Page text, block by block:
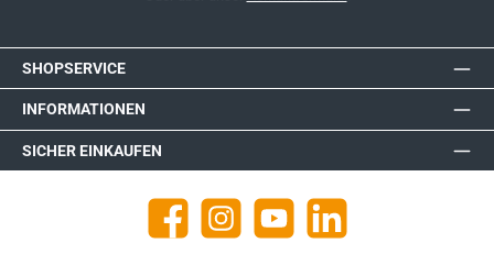
SHOPSERVICE
INFORMATIONEN
SICHER EINKAUFEN
Facebook Instagram YouTube https://de.linkedin.com/company/